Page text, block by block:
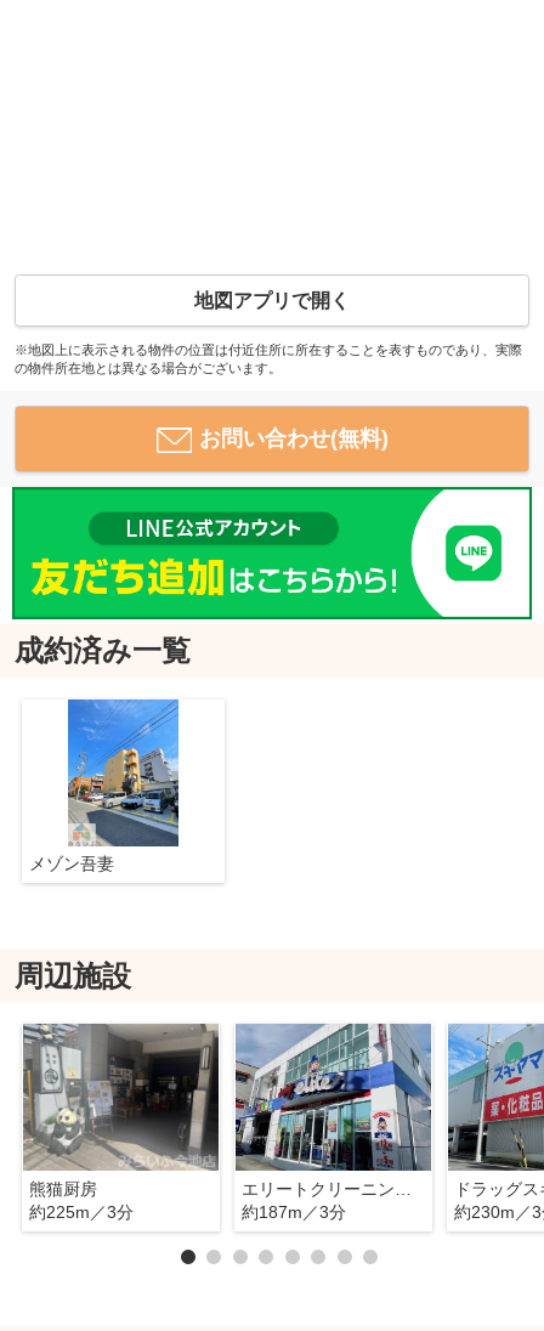
地図アプリで開く
※地図上に表示される物件の位置は付近住所に所在することを表すものであり、実際
の物件所在地とは異なる場合がございます。
お問い合わせ(無料)
成約済み一覧
メゾン吾妻
周辺施設
熊猫厨房
約225m／3分
約187m／3分
約230m／